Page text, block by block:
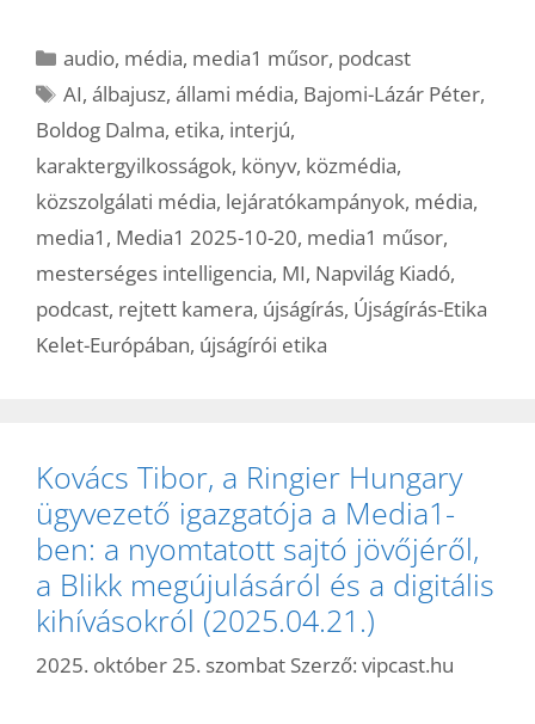
Kategória
audio, média, media1 műsor, podcast
Címkék
AI,álbajusz,állami média, Bajomi-Lázár Péter,
Boldog Dalma, etika, interjú,
karaktergyilkosságok, könyv, közmédia,
közszolgálati média, lejáratókampányok, média,
media1 , Media1 2025-10-20, media1 műsor,
mesterséges intelligencia, MI, Napvilág Kiadó,
podcast, rejtett kamera, újságírás, Újságírás-Etika
Kelet-Európában, újságírói etika
Kovács Tibor, a Ringier Hungary
ügyvezető igazgatója a Media1-
ben: a nyomtatott sajtó jövőjéről,
a Blikk megújulásáról és a digitális
kihívásokról (2025.04.21.)
2025. október 25. szombat Szerző: vipcast.hu